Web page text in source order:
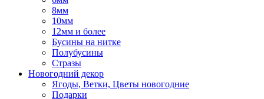
8мм
10мм
12мм и более
Бусины на нитке
Полубусины
Стразы
Новогодний декор
Ягоды, Ветки, Цветы новогодние
Подарки